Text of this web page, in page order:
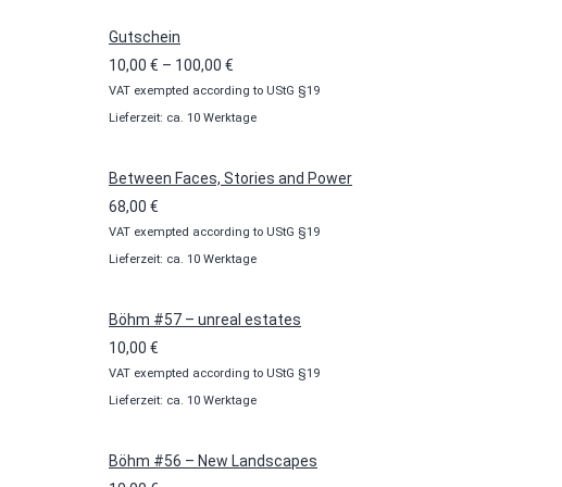
Gutschein
10,00 € – 100,00 €
10,00 €
bis
VAT exempted according to UStG §19
Lieferzeit: ca. 10 Werktage
Between Faces, Stories and Power
68,00 €
VAT exempted according to UStG §19
Lieferzeit: ca. 10 Werktage
Böhm #57 – unreal estates
10,00 €
VAT exempted according to UStG §19
Lieferzeit: ca. 10 Werktage
Böhm #56 – New Landscapes